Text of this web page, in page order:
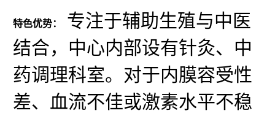
特色优势：
专注于辅助生殖与中医
结合，中心内部设有针灸、中
药调理科室。对于内膜容受性
差、血流不佳或激素水平不稳